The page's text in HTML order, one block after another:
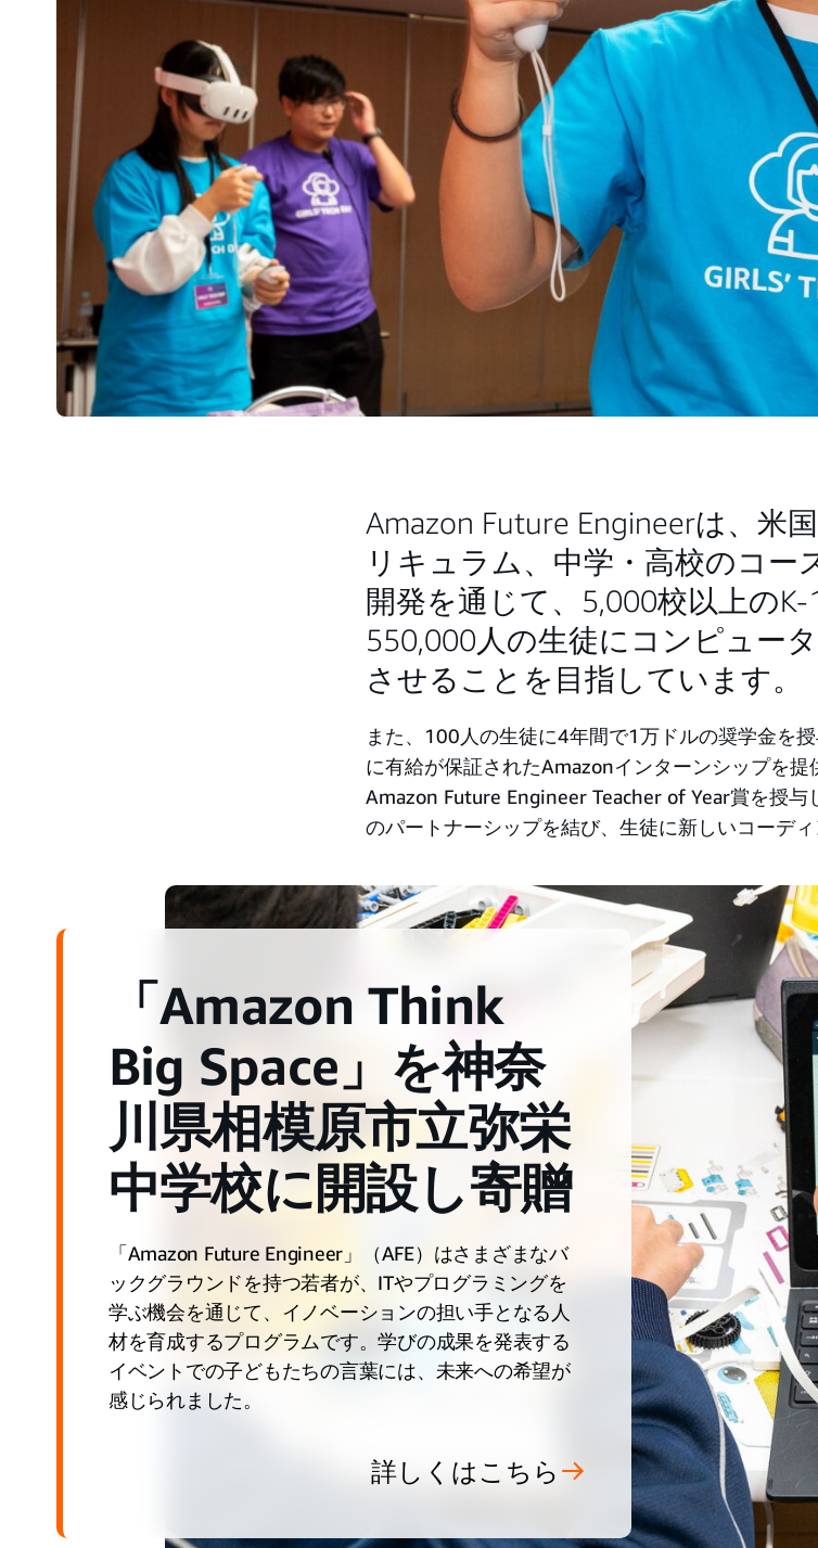
Amazon Future Engineerは、米
リキュラム、中学・高校のコー
開発を通じて、5,000校以上の
550,000人の生徒にコンピュー
させることを目指しています。
また、100人の生徒に4年間で1万ドルの奨学金を
に有給が保証されたAmazonインターンシップを
Amazon Future Engineer Teacher of Year賞を授与
のパートナーシップを結び、生徒に新しいコーディ
「Amazon Think
Big Space」を神奈
川県相模原市立弥栄
中学校に開設し寄贈
「Amazon Future Engineer」（AFE）はさまざまなバ
ックグラウンドを持つ若者が、ITやプログラミングを
学ぶ機会を通じて、イノベーションの担い手となる人
材を育成するプログラムです。学びの成果を発表する
イベントでの子どもたちの言葉には、未来への希望が
感じられました。
詳しくはこちら